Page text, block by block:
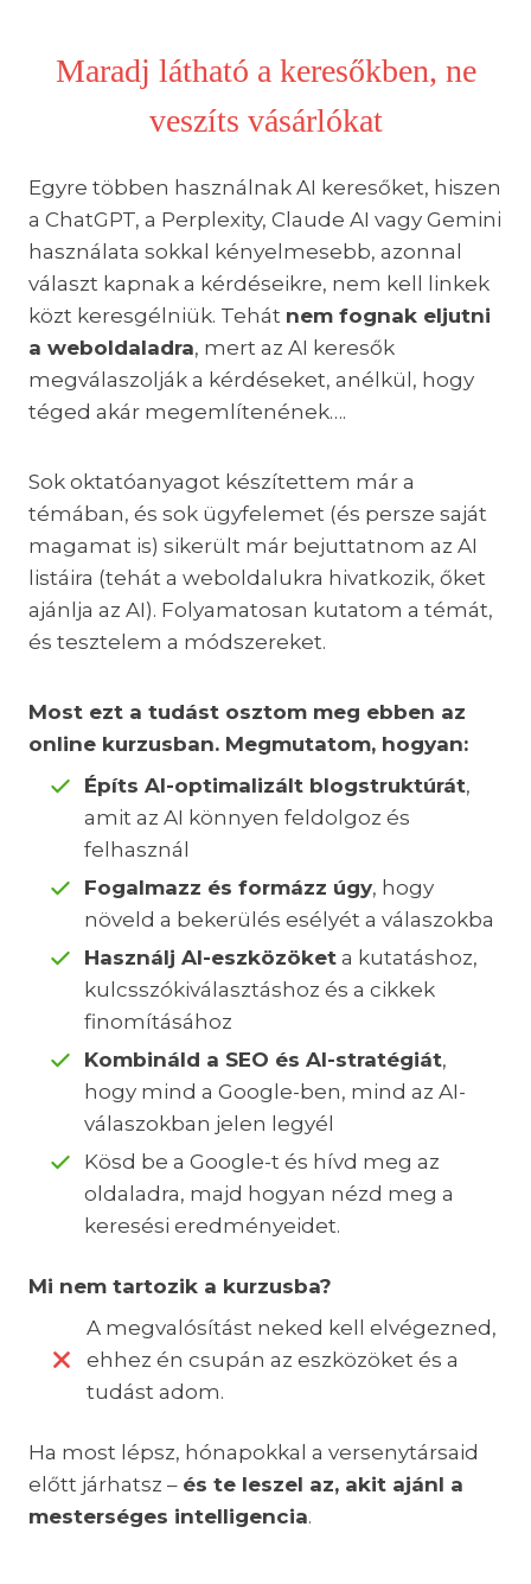
Maradj látható a keresőkben, ne
veszíts vásárlókat
Egyre többen használnak AI keresőket, hiszen
a ChatGPT, a Perplexity, Claude AI vagy Gemini
használata sokkal kényelmesebb, azonnal
választ kapnak a kérdéseikre, nem kell linkek
közt keresgélniük. Tehát nem fognak eljutni
a weboldaladra, mert az AI keresők
megválaszolják a kérdéseket, anélkül, hogy
téged akár megemlítenének….
Sok oktatóanyagot készítettem már a
témában, és sok ügyfelemet (és persze saját
magamat is) sikerült már bejuttatnom az AI
listáira (tehát a weboldalukra hivatkozik, őket
ajánlja az AI). Folyamatosan kutatom a témát,
és tesztelem a módszereket.
Most ezt a tudást osztom meg ebben az
online kurzusban. Megmutatom, hogyan:
Építs AI-optimalizált blogstruktúrát,
amit az AI könnyen feldolgoz és
felhasznál
Fogalmazz és formázz úgy, hogy
növeld a bekerülés esélyét a válaszokba
Használj AI-eszközöket a kutatáshoz,
kulcsszókiválasztáshoz és a cikkek
finomításához
Kombináld a SEO és AI-stratégiát,
hogy mind a Google-ben, mind az AI-
válaszokban jelen legyél
Kösd be a Google-t és hívd meg az
oldaladra, majd hogyan nézd meg a
keresési eredményeidet.
Mi nem tartozik a kurzusba?
A megvalósítást neked kell elvégezned,
ehhez én csupán az eszközöket és a
tudást adom.
Ha most lépsz, hónapokkal a versenytársaid
előtt járhatsz – és te leszel az, akit ajánl a
mesterséges intelligencia.